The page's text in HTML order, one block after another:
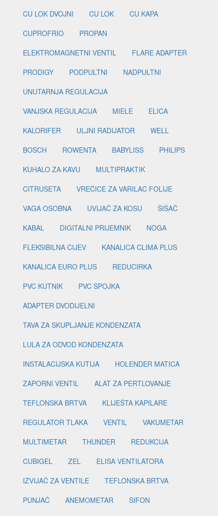
CU LOK DVOJNI
CU LOK
CU KAPA
CUPROFRIO
PROPAN
ELEKTROMAGNETNI VENTIL
FLARE ADAPTER
PRODIGY
PODPULTNI
NADPULTNI
UNUTARNJA REGULACIJA
VANJSKA REGULACIJA
MIELE
ELICA
KALORIFER
ULJNI RADIJATOR
WELL
BOSCH
ROWENTA BABYLISS
PHILIPS
KUHALO ZA KAVU
MULTIPRAKTIK
CITRUSETA
VREĆICE ZA VARILAC FOLIJE
VAGA OSOBNA
UVIJAČ ZA KOSU
ŠIŠAČ
KABAL
DIGITALNI PRIJEMNIK
NOGA
FLEKSIBILNA CIJEV
KANALICA CLIMA PLUS
KANALICA EURO PLUS
REDUCIRKA
PVC KUTNIK
PVC SPOJKA
ADAPTER DVODIJELNI
TAVA ZA SKUPLJANJE KONDENZATA
LULA ZA ODVOD KONDENZATA
INSTALACIJSKA KUTIJA
HOLENDER MATICA
ZAPORNI VENTIL
ALAT ZA PERTLOVANJE
TEFLONSKA BRTVA
KLIJEŠTA KAPILARE
REGULATOR TLAKA
VENTIL
VAKUMETAR
MULTIMETAR
THUNDER
REDUKCIJA
CUBIGEL
ZEL
ELISA VENTILATORA
IZVIJAČ ZA VENTILE
TEFLONSKA BRTVA
PUNJAČ
ANEMOMETAR
SIFON